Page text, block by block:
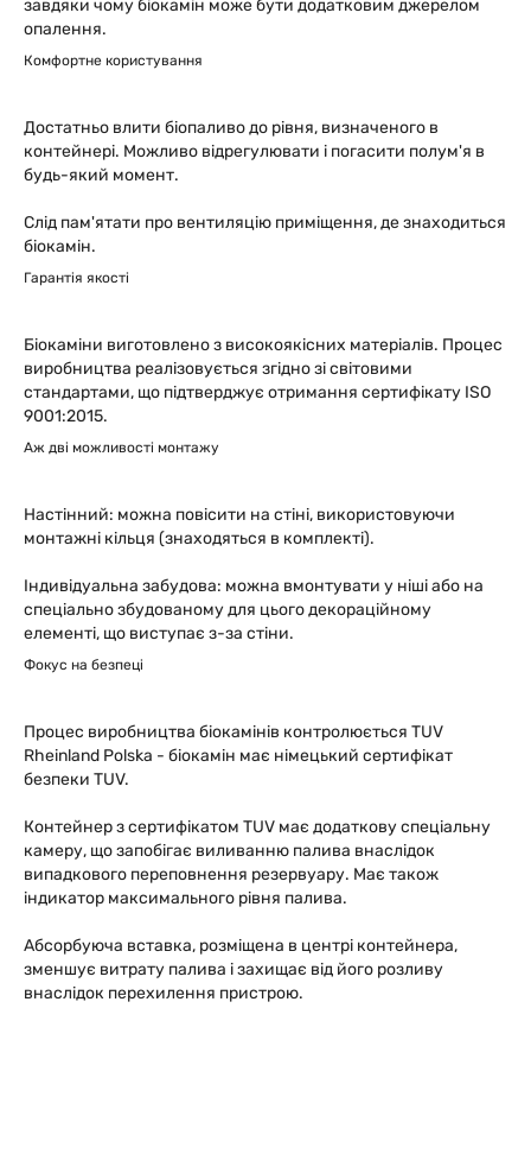
завдяки чому біокамін може бути додатковим джерелом
опалення.
Комфортне користування
Достатньо влити біопаливо до рівня, визначеного в
контейнері. Можливо відрегулювати і погасити полум'я в
будь-який момент.
Слід пам'ятати про вентиляцію приміщення, де знаходиться
біокамін.
Гарантія якості
Біокаміни виготовлено з високоякісних матеріалів. Процес
виробництва реалізовується згідно зі світовими
стандартами, що підтверджує отримання сертифікату ISO
9001:2015.
Аж дві можливості монтажу
Настінний: можна повісити на стіні, використовуючи
монтажні кільця (знаходяться в комплекті).
Індивідуальна забудова: можна вмонтувати у ніші або на
спеціально збудованому для цього декораційному
елементі, що виступає з-за стіни.
Фокус на безпеці
Процес виробництва біокамінів контролюється TUV
Rheinland Polska - біокамін має німецький сертифікат
безпеки TUV.
Контейнер з сертифікатом TUV має додаткову спеціальну
камеру, що запобігає виливанню палива внаслідок
випадкового переповнення резервуару. Має також
індикатор максимального рівня палива.
Абсорбуюча вставка, розміщена в центрі контейнера,
зменшує витрату палива і захищає від його розливу
внаслідок перехилення пристрою.